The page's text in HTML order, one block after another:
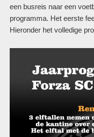
een busreis naar een
programma. Het eerste
Hieronder het volledige